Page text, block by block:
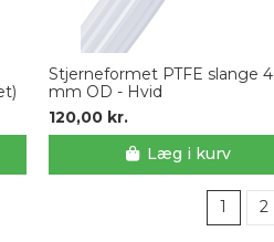
Stjerneformet PTFE slange 4
mm OD - Hvid
120,00 kr.
Læg i kurv
1 2